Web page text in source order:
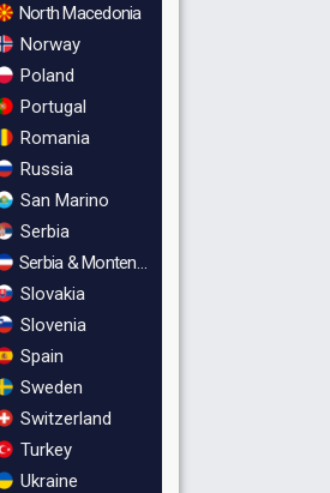
North Macedonia
Norway
Poland
Portugal
Romania
Russia
San Marino
Serbia
Serbia & Montenegro
Slovakia
Slovenia
Spain
Sweden
Switzerland
Turkey
Ukraine